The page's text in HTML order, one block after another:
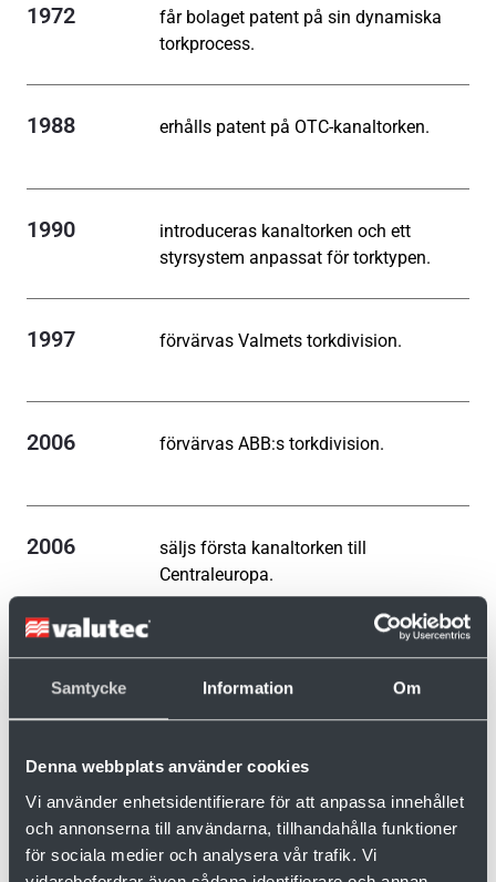
Samtycke Information Om
Denna webbplats använder cookies
Vi använder enhetsidentifierare för att anpassa innehållet
och annonserna till användarna, tillhandahålla funktioner
för sociala medier och analysera vår trafik. Vi
1972
får bolaget patent på sin dynamiska
torkprocess.
1988 erhålls patent på OTC-kanaltorken.
1990
introduceras kanaltorken och ett
styrsystem anpassat för torktypen.
1997 förvärvas Valmets torkdivision.
2006 förvärvas ABB:s torkdivision.
2006
säljs första kanaltorken till
Centraleuropa.
2007
erhålls patent på adaptiv styrning av
fläkthastighet.
2009 förvärvas WSAB.
2013 driftsätts den första moderna TC-